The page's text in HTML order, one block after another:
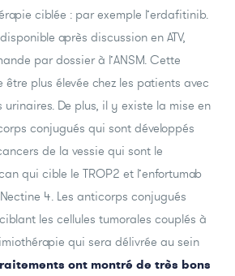
ciblée : par exemple l’erdafitinib.
après discussion en ATV,
par dossier à l’ANSM. Cette
être plus élevée chez les patients avec
urinaires. De plus, il y existe la mise en
conjugués qui sont développés
de la vessie qui sont le
qui cible le TROP2 et l’enfortumab
4. Les anticorps conjugués
les cellules tumorales couplés à
qui sera délivrée au sein
ont montré de très bons